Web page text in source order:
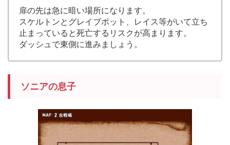
扉の先は急に暗い場所になります。
スケルトンとグレイブポット、レイス等がいて立ち
止まっていると死亡するリスクが高まります。
ダッシュで東側に進みましょう。
ソニアの息子